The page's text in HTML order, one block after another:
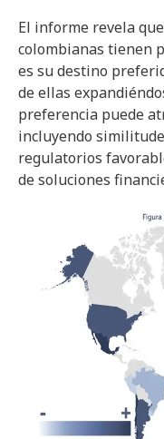
El informe revela
colombianas tienen
es su destino
de ellas
preferencia puede
incluyendo
regulatorios
de soluciones